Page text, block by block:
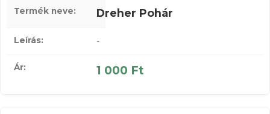
Dreher Pohár
-
1 000 Ft